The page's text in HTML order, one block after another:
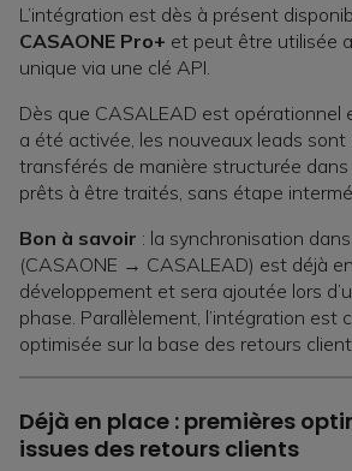
L’intégration est dès à présent
CASAONE Pro+ et peut être utilisée
unique via une clé API.
Dès que CASALEAD est opérationnel
a été activée, les nouveaux leads
transférés de manière structurée
prêts à être traités, sans étape
Bon à savoir : la synchronisation
(CASAONE → CASALEAD) est déjà
développement et sera ajoutée lors
phase. Parallèlement, l’intégration est
optimisée sur la base des retours
Déjà en place : premières
issues des retours clients